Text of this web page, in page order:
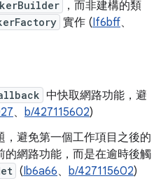
，而非建構的類
實作 (If6bff、
中快取網路功能，避
、 b/427115602)
，避免第一個工作項目之後的
的網路功能，而是在逾時後觸
(Ib6a66、 b/427115602)